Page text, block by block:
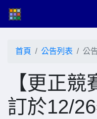
首頁 公告列表 公
【更正
訂於12/